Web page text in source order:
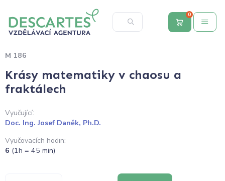
0
M 186
Krásy matematiky v chaosu a
fraktálech
Vyučující:
Doc. Ing. Josef Daněk, Ph.D.
Vyučovacích hodin:
6 (1h = 45 min)